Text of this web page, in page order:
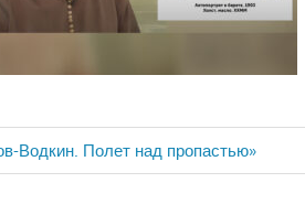
Водкин. Полет над пропастью»